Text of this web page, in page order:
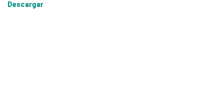
Descargar